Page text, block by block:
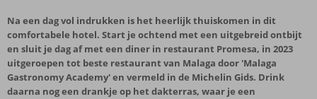
Na een dag vol indrukken is het heerlijk thuiskomen in dit
comfortabele hotel. Start je ochtend met een uitgebreid ontbijt
en sluit je dag af met een diner in restaurant Promesa, in 2023
uitgeroepen tot beste restaurant van Malaga door 'Malaga
Gastronomy Academy' en vermeld in de Michelin Gids. Drink
daarna nog een drankje op het dakterras, waar je een